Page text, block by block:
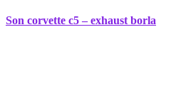
Son corvette c5 – exhaust borla